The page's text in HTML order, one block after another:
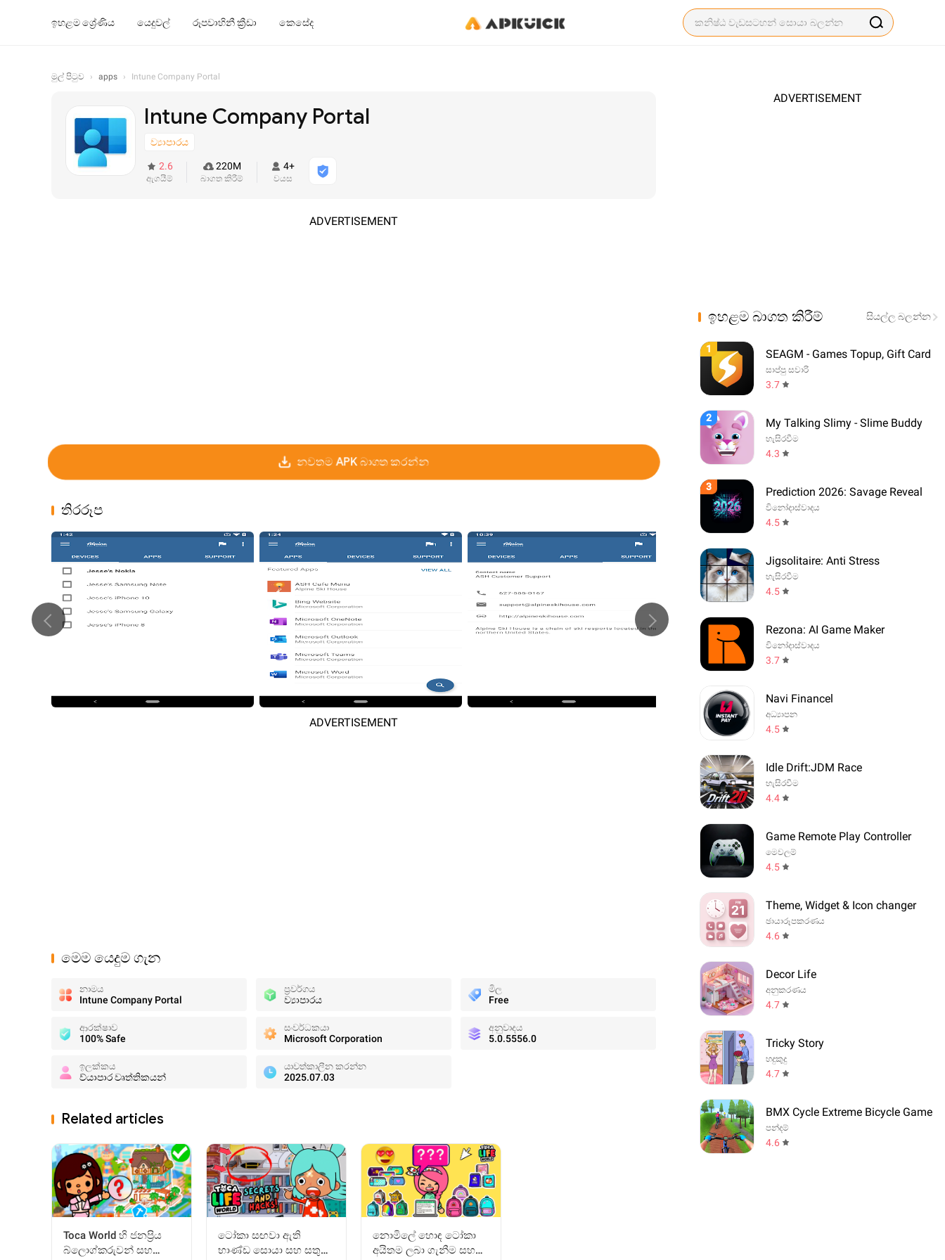
ඉහළම ශ්‍රේණිය යෙදුවල් රූපවාහිනී ක්‍රීඩා කෙසේද
මුල් පිටුව › apps › Intune Company Portal
Intune Company Portal
ව්‍යාපාරය
2.6
ඇගයීම්
220M
බාගත කිරීම්
4+
වයස
ADVERTISEMENT
නවතම APK බාගත කරන්න
තිරරූප
ADVERTISEMENT
මෙම යෙදුම ගැන
නාමය
Intune Company Portal
ප්‍රවර්ගය
ව්‍යාපාරය
මිල
Free
ආරක්ෂාව
100% Safe
සංවර්ධකයා
Microsoft Corporation
අනුවාදය
5.0.5556.0
ඉලක්කය
ව්යාපාර වෘත්තිකයන්
යාවත්කාලීන කරන්න
2025.07.03
Related articles
Toca World හි ජනප්‍රිය
බ්ලොග්කරුවන් සහ
ටෝකා සඟවා ඇති
භාණ්ඩ සොයා සහ සතුටු
නොමිලේ හොඳ ටෝකා
අයිතම ලබා ගැනීම සහ
ADVERTISEMENT
ඉහළම බාගත කිරීම් සියල්ල බලන්න
1 SEAGM - Games Topup, Gift Card
සාප්පු සවාරි
3.7
2 My Talking Slimy - Slime Buddy
හැසිරවීම
4.3
3 Prediction 2026: Savage Reveal
විනෝදාස්වාදය
4.5
Jigsolitaire: Anti Stress
හැසිරවීම
4.5
Rezona: AI Game Maker
විනෝදාස්වාදය
3.7
Navi Financel
අධ්‍යාපන
4.5
Idle Drift:JDM Race
හැසිරවීම
4.4
Game Remote Play Controller
මෙවලම්
4.5
Theme, Widget & Icon changer
ඡායාරූපකරණය
4.6
Decor Life
අනුකරණය
4.7
Tricky Story
හදුකුදු
4.7
BMX Cycle Extreme Bicycle Game
පන්දම්
4.6